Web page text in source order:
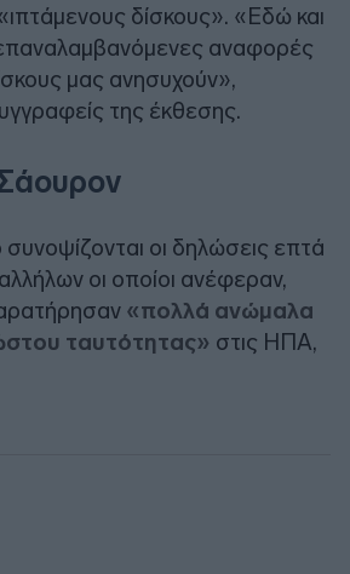
δίσκους». «Εδώ και
αναφορές
μας ανησυχούν»,
της έκθεσης.
οι δηλώσεις επτά
οι οποίοι ανέφεραν,
«πολλά ανώμαλα
ταυτότητας» στις ΗΠΑ,